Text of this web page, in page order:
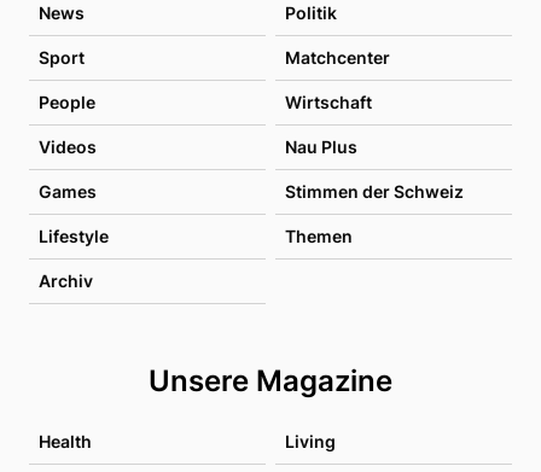
News Politik
Sport Matchcenter
People Wirtschaft
Videos Nau Plus
Games Stimmen der Schweiz
Lifestyle Themen
Archiv
Unsere Magazine
Health Living